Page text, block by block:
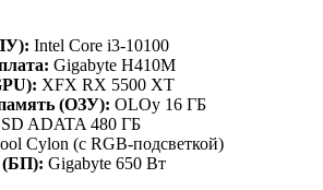
Intel Core i3-10100
Gigabyte H410M
XFX RX 5500 XT
(ОЗУ): OLOy 16 ГБ
ADATA 480 ГБ
Cylon (с RGB-подсветкой)
(БП): Gigabyte 650 Вт